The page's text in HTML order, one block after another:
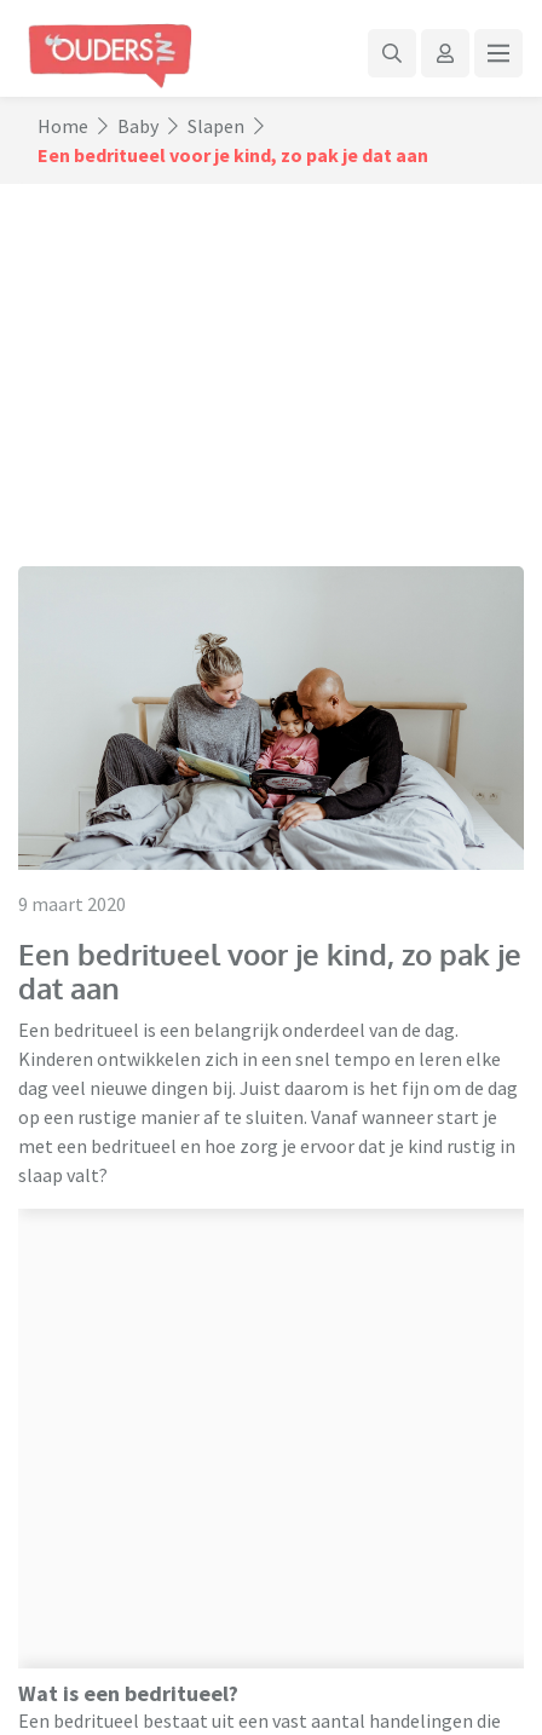
Home Baby
Slapen
Een bedritueel voor je kind, zo pak je dat aan
9 maart 2020
Een bedritueel voor je kind, zo pak je
dat aan
Een bedritueel is een belangrijk onderdeel van de dag.
Kinderen ontwikkelen zich in een snel tempo en leren elke
dag veel nieuwe dingen bij. Juist daarom is het fijn om de dag
op een rustige manier af te sluiten. Vanaf wanneer start je
met een bedritueel en hoe zorg je ervoor dat je kind rustig in
slaap valt?
Wat is een bedritueel?
Een bedritueel bestaat uit een vast aantal handelingen die